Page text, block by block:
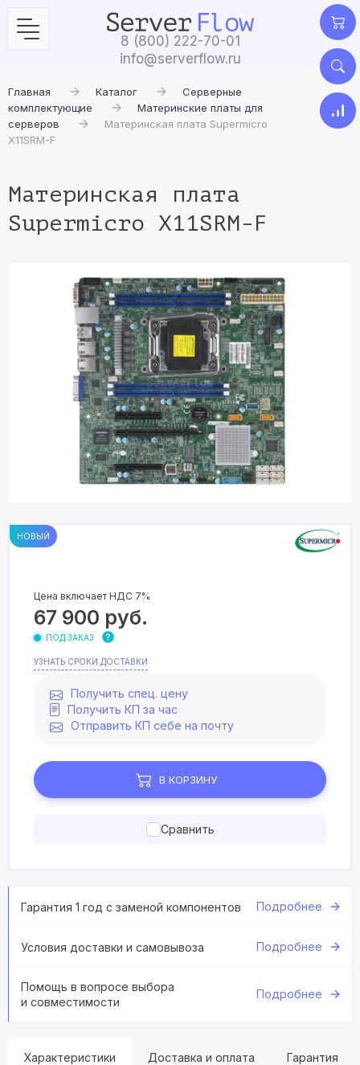
8 (800) 222-70-01
info@serverflow.ru
Главная Каталог
Серверные
комплектующие
Материнские платы для
серверов
Материнская плата Supermicro
X11SRM-F
Материнская плата
Supermicro X11SRM-F
НОВЫЙ
Цена включает НДС 7%
67 900 руб.
ПОД ЗАКАЗ
УЗНАТЬ СРОКИ ДОСТАВКИ
Получить спец. цену
Получить КП за час
Отправить КП себе на почту
В КОРЗИНУ
Сравнить
Гарантия 1 год с заменой компонентов Подробнее
Условия доставки и самовывоза Подробнее
Помощь в вопросе выбора
и совместимости
Подробнее
Характеристики Доставка и оплата Гарантия